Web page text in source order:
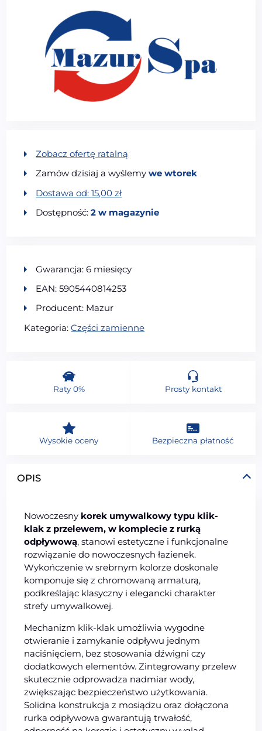
OPIS
Nowoczesny korek umywalkowy typu klik-
klak z przelewem, w komplecie z rurką
odpływową, stanowi estetyczne i funkcjonalne
rozwiązanie do nowoczesnych łazienek.
Wykończenie w srebrnym kolorze doskonale
komponuje się z chromowaną armaturą,
podkreślając klasyczny i elegancki charakter
strefy umywalkowej.
Mechanizm klik-klak umożliwia wygodne
otwieranie i zamykanie odpływu jednym
naciśnięciem, bez stosowania dźwigni czy
dodatkowych elementów. Zintegrowany przelew
skutecznie odprowadza nadmiar wody,
zwiększając bezpieczeństwo użytkowania.
Solidna konstrukcja z mosiądzu oraz dołączona
rurka odpływowa gwarantują trwałość,
Zobacz ofertę ratalną
Zamów dzisiaj a wyślemywe wtorek
Dostawa od:15,00zł
Dostępność:2 w magazynie
Gwarancja: 6 miesięcy
EAN: 5905440814253
Producent: Mazur
Kategoria:Części zamienne
Raty 0% Prosty kontakt
Wysokie oceny Bezpieczna płatność